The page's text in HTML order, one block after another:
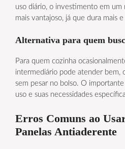
uso diário, o investimento em
mais vantajoso, já que dura mais
Alternativa para quem
Para quem cozinha
intermediário pode atender bem,
sem pesar no bolso. O
uso e suas necessidades
Erros Comuns ao
Panelas Antiaderente